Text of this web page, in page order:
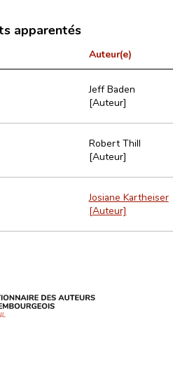
apparentés
Auteur(e)
Jeff Baden
[Auteur]
Robert Thill
[Auteur]
Josiane Kartheiser
[Auteur]